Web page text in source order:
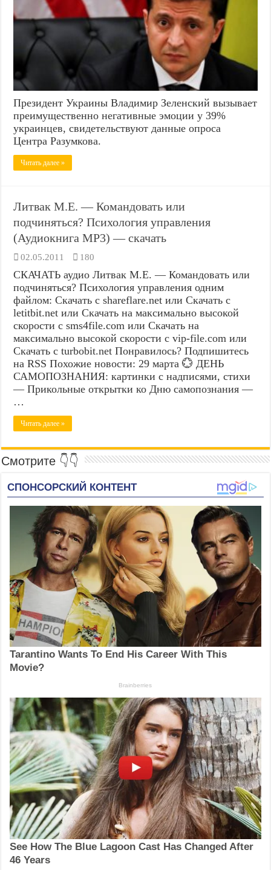
Президент Украины Владимир Зеленский вызывает
преимущественно негативные эмоции у 39%
украинцев, свидетельствуют данные опроса
Центра Разумкова.
Читать далее »
Литвак М.Е. — Командовать или
подчиняться? Психология управления
(Аудиокнига MP3) — скачать
02.05.2011 180
СКАЧАТЬ аудио Литвак М.Е. — Командовать или
подчиняться? Психология управления одним
файлом: Скачать с shareflare.net или Скачать с
letitbit.net или Скачать на максимально высокой
скорости с sms4file.com или Скачать на
максимально высокой скорости с vip-file.com или
Скачать с turbobit.net Понравилось? Подпишитесь
на RSS Похожие новости: 29 марта 💮 ДЕНЬ
САМОПОЗНАНИЯ: картинки с надписями, стихи
— Прикольные открытки ко Дню самопознания —
…
Читать далее »
Смотрите 👇👇